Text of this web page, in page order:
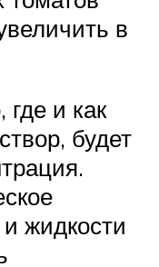
в
где и как
будет
жидкости